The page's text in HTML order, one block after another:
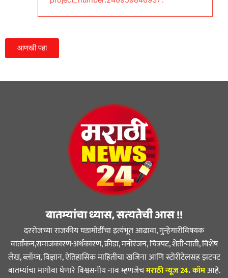
आणखी पहा
बातम्यांचा ध्यास, सत्यतेची आस !!
दररोजच्या राजकीय घडामोडींचा इत्यंभूत आढावा, गुन्हेगारीविषयक
वार्तांकन,समाजकारण-अर्थकारण, क्रीडा, मनोरंजन, चित्रपट, शेती-माती, विशेष
लेख, ब्लॉग्ज, विज्ञान, ऐतिहासिक माहितीचा खजिना आणि स्टोरीटेलसह झटपट
बातम्यांचा मागोवा घेणारे विश्वसनीय नाव म्हणजेचमराठी न्यूज 24. कॉमआहे.